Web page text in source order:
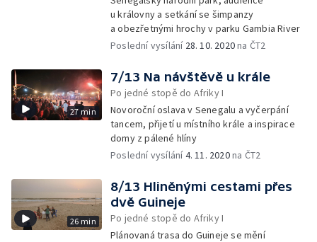
u královny a setkání se šimpanzy
a obezřetnými hrochy v parku Gambia River
Poslední vysílání 28. 10. 2020na ČT2
27 min
7/13 Na návštěvě u krále
Po jedné stopě do Afriky I
Novoroční oslava v Senegalu a vyčerpání
tancem, přijetí u místního krále a inspirace
domy z pálené hlíny
Poslední vysílání4. 11. 2020na ČT2
26 min
8/13 Hliněnými cestami přes
dvě Guineje
Po jedné stopě do Afriky I
Plánovaná trasa do Guineje se mění